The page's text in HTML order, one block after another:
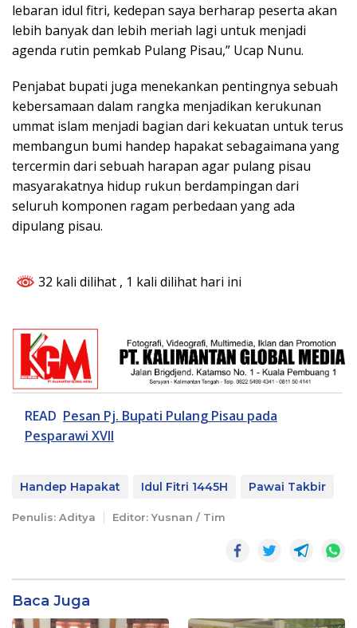
lebaran idul fitri, kedepan saya berharap peserta akan
lebih banyak dan lebih meriah lagi untuk menjadi
agenda rutin pemkab Pulang Pisau,” Ucap Nunu.
Penjabat bupati juga menekankan pentingnya sebuah
kebersamaan dalam rangka menjadikan kerukunan
ummat islam menjadi bagian dari kekuatan untuk terus
membangun bumi handep hapakat sebagaimana yang
tercermin dari sebuah harapan agar pulang pisau
masyarakatnya hidup rukun berdampingan dari
seluruh komponen ragam perbedaan yang ada
dipulang pisau.
32 kali dilihat , 1 kali dilihat hari ini
READ Pesan Pj. Bupati Pulang Pisau pada
Pesparawi XVII
Handep Hapakat Idul Fitri 1445H Pawai Takbir
Penulis: Aditya Editor: Yusnan / Tim
Baca Juga